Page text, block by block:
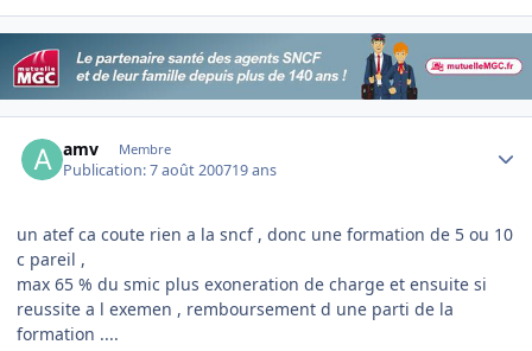
amv Membre
Publication:7 août 200719 ans
un atef ca coute rien a la sncf , donc une formation de 5 ou 10
c pareil ,
max 65 % du smic plus exoneration de charge et ensuite si
reussite a l exemen , remboursement d une parti de la
formation ....